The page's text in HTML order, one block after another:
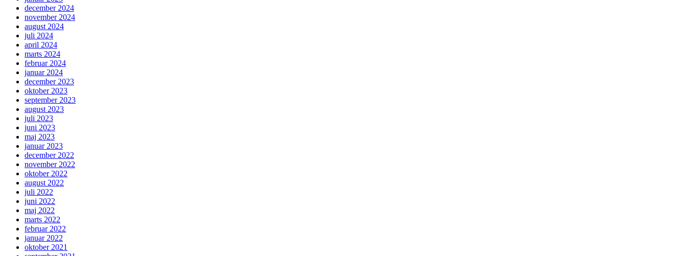
december 2024
november 2024
august 2024
juli 2024
april 2024
marts 2024
februar 2024
januar 2024
december 2023
oktober 2023
september 2023
august 2023
juli 2023
juni 2023
maj 2023
januar 2023
december 2022
november 2022
oktober 2022
august 2022
juli 2022
juni 2022
maj 2022
marts 2022
februar 2022
januar 2022
oktober 2021